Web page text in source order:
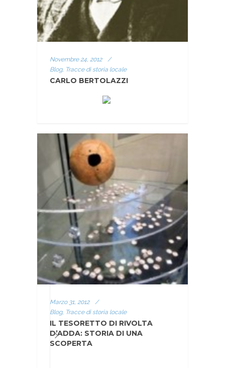
Novembre 24, 2012
/
Blog, Tracce di storia locale
CARLO BERTOLAZZI
Marzo 31, 2012
/
Blog, Tracce di storia locale
IL TESORETTO DI RIVOLTA
D’ADDA: STORIA DI UNA
SCOPERTA